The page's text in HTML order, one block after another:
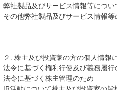
弊社製品及びサービス情報等につ
その他弊社製品及びサービス情報
２. 株主及び投資家の方の個人情報
法令に基づく権利行使及び義務履行
法令に基づく株主管理のため
IR活動について株主及び投資家の